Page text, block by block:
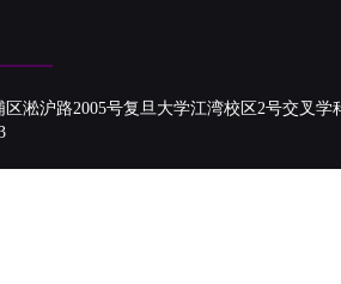
淞沪路2005号复旦大学江湾校区2号交叉学